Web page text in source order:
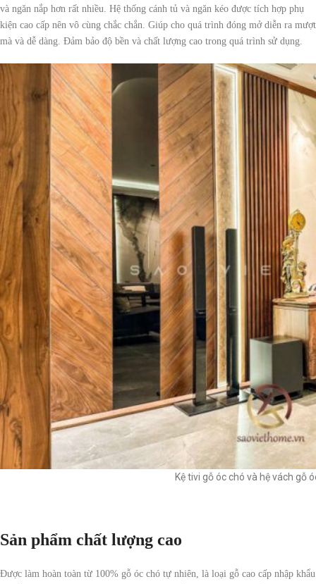
và ngăn nắp hơn rất nhiều. Hệ thống cánh tủ và ngăn kéo được tích hợp phụ
kiện cao cấp nên vô cùng chắc chắn. Giúp cho quá trình đóng mở diễn ra mượt
mà và dễ dàng. Đảm bảo độ bền và chất lượng cao trong quá trình sử dụng.
Kệ tivi gỗ óc chó và hệ vách gỗ
Sản phẩm chất lượng cao
Được làm hoàn toàn từ 100% gỗ óc chó tự nhiên, là loại gỗ cao cấp nhập khẩu